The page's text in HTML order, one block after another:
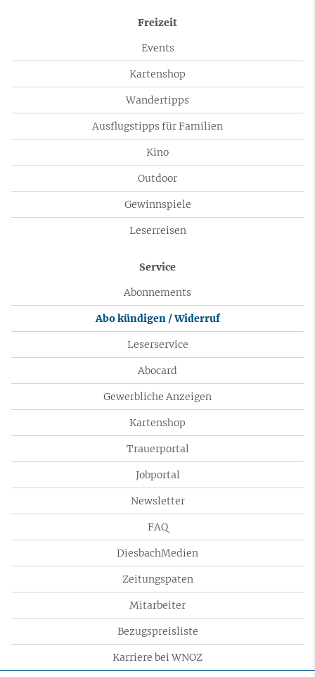
Freizeit
Events
Kartenshop
Wandertipps
Ausflugstipps für Familien
Kino
Outdoor
Gewinnspiele
Leserreisen
Service
Abonnements
Abo kündigen / Widerruf
Leserservice
Abocard
Gewerbliche Anzeigen
Kartenshop
Trauerportal
Jobportal
Newsletter
FAQ
DiesbachMedien
Zeitungspaten
Mitarbeiter
Bezugspreisliste
Karriere bei WNOZ